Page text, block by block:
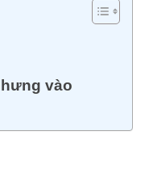
vào